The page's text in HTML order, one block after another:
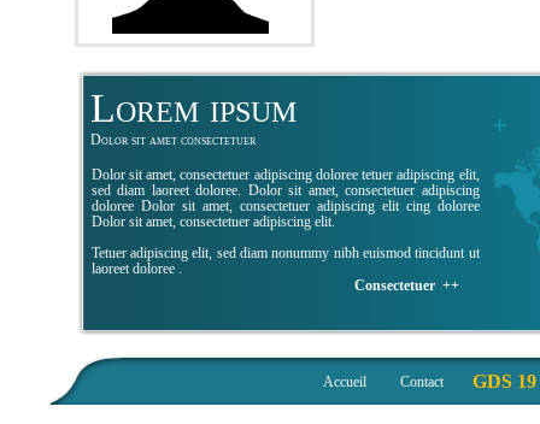
Lorem ipsum
Dolor sit amet consectetuer
Dolor sit amet, consectetuer adipiscing doloree tetuer adipiscing elit,
sed diam laoreet doloree. Dolor sit amet, consectetuer adipiscing
doloree Dolor sit amet, consectetuer adipiscing elit cing doloree
Dolor sit amet, consectetuer adipiscing elit.
Tetuer adipiscing elit, sed diam nonummy nibh euismod tincidunt ut
laoreet doloree .
Consectetuer ++
GDS 19
Accueil Contact